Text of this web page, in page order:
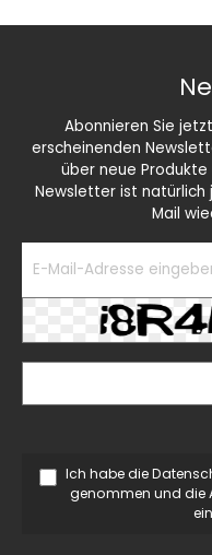
Abonnieren Sie
erscheinenden
über neue
Newsletter ist natürlich
Mail
Ich habe die
genommen und die